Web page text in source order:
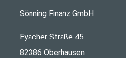
Sönning Finanz GmbH
Eyacher Straße 45
82386 Oberhausen